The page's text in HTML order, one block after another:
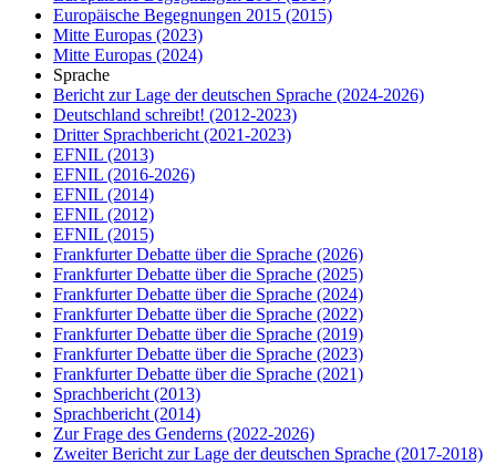
Europäische Begegnungen 2015 (2015)
Mitte Europas (2023)
Mitte Europas (2024)
Sprache
Bericht zur Lage der deutschen Sprache (2024-2026)
Deutschland schreibt! (2012-2023)
Dritter Sprachbericht (2021-2023)
EFNIL (2013)
EFNIL (2016-2026)
EFNIL (2014)
EFNIL (2012)
EFNIL (2015)
Frankfurter Debatte über die Sprache (2026)
Frankfurter Debatte über die Sprache (2025)
Frankfurter Debatte über die Sprache (2024)
Frankfurter Debatte über die Sprache (2022)
Frankfurter Debatte über die Sprache (2019)
Frankfurter Debatte über die Sprache (2023)
Frankfurter Debatte über die Sprache (2021)
Sprachbericht (2013)
Sprachbericht (2014)
Zur Frage des Genderns (2022-2026)
Zweiter Bericht zur Lage der deutschen Sprache (2017-2018)